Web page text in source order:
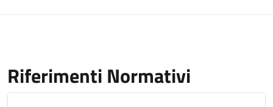
Riferimenti Normativi